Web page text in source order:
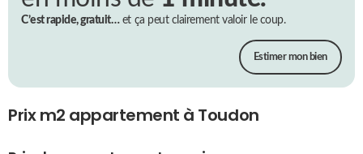
C’est rapide, gratuit…et ça peut clairement valoir le coup.
Estimer mon bien
Prix m2 appartement à Toudon